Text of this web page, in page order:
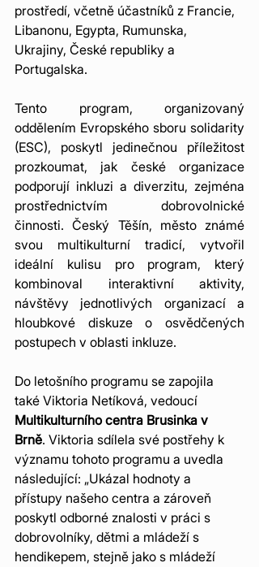
prostředí, včetně účastníků z Francie,
Libanonu, Egypta, Rumunska,
Ukrajiny, České republiky a
Portugalska.
Tento program, organizovaný
oddělením Evropského sboru solidarity
(ESC), poskytl jedinečnou příležitost
prozkoumat, jak české organizace
podporují inkluzi a diverzitu, zejména
prostřednictvím dobrovolnické
činnosti. Český Těšín, město známé
svou multikulturní tradicí, vytvořil
ideální kulisu pro program, který
kombinoval interaktivní aktivity,
návštěvy jednotlivých organizací a
hloubkové diskuze o osvědčených
postupech v oblasti inkluze.
Do letošního programu se zapojila
také Viktoria Netíková, vedoucí
Multikulturního centra Brusinka v
Brně. Viktoria sdílela své postřehy k
významu tohoto programu a uvedla
následující: „Ukázal hodnoty a
přístupy našeho centra a zároveň
poskytl odborné znalosti v práci s
dobrovolníky, dětmi a mládeží s
hendikepem, stejně jako s mládeží